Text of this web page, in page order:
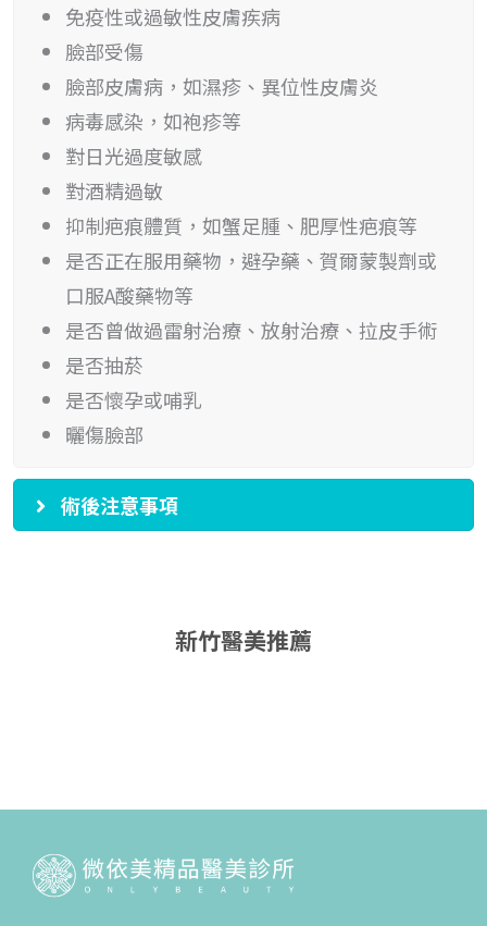
免疫性或過敏性皮膚疾病
臉部受傷
臉部皮膚病，如濕疹、異位性皮膚炎
病毒感染，如袍疹等
對日光過度敏感
對酒精過敏
抑制疤痕體質，如蟹足腫、肥厚性疤痕等
是否正在服用藥物，避孕藥、賀爾蒙製劑或
口服A酸藥物等
是否曾做過雷射治療、放射治療、拉皮手術
是否抽菸
是否懷孕或哺乳
曬傷臉部
術後注意事項
新竹醫美推薦